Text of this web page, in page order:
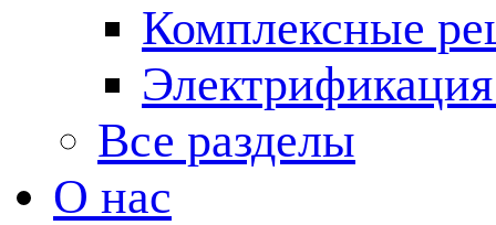
Комплексные
Все разделы
О нас